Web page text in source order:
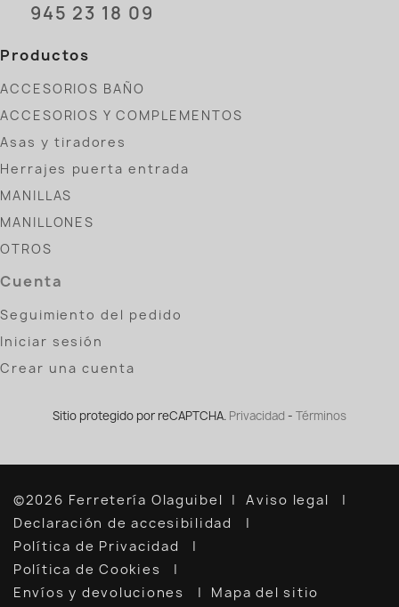
945 23 18 09
Productos
ACCESORIOS BAÑO
ACCESORIOS Y COMPLEMENTOS
Asas y tiradores
Herrajes puerta entrada
MANILLAS
MANILLONES
OTROS
Cuenta
Seguimiento del pedido
Iniciar sesión
Crear una cuenta
Sitio protegido por reCAPTCHA. Privacidad - Términos
©2026 Ferretería Olaguibel
Aviso legal
Declaración de accesibilidad
Política de Privacidad
Política de Cookies
Envíos y devoluciones
Mapa del sitio